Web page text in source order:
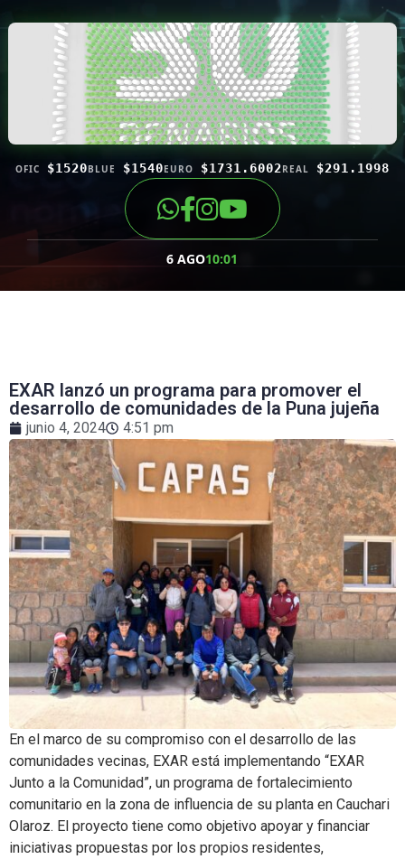
OFIC $1520BLUE $1540EURO $1731.6002REAL $291.1998
6 AGO10:01
EXAR lanzó un programa para promover el
desarrollo de comunidades de la Puna jujeña
junio 4, 2024 4:51 pm
En el marco de su compromiso con el desarrollo de las
comunidades vecinas, EXAR está implementando “EXAR
Junto a la Comunidad”, un programa de fortalecimiento
comunitario en la zona de influencia de su planta en Cauchari
Olaroz. El proyecto tiene como objetivo apoyar y financiar
iniciativas propuestas por los propios residentes,